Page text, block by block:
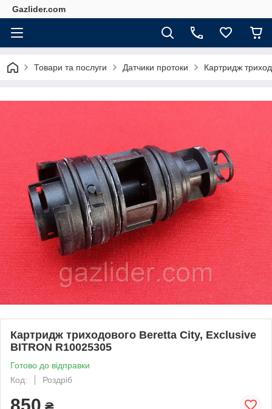
Gazlider.com
Товари та послуги Датчики протоки Картридж
Картридж триходового Beretta City, Exclusive
BITRON R10025305
Готово до відправки
Код:
Роздріб
850